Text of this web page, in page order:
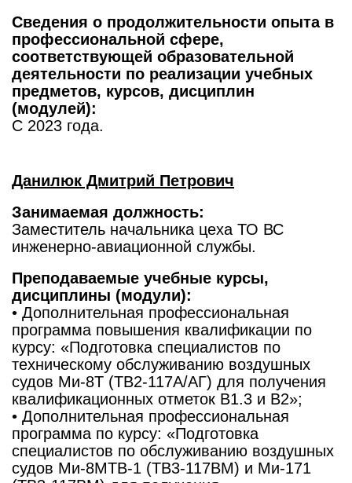
Сведения о продолжительности опыта в
профессиональной сфере,
соответствующей образовательной
деятельности по реализации учебных
предметов, курсов, дисциплин
(модулей):
C 2023 года.
Данилюк Дмитрий Петрович
Занимаемая должность:
Заместитель начальника цеха ТО ВС
инженерно-авиационной службы.
Преподаваемые учебные курсы,
дисциплины (модули):
• Дополнительная профессиональная
программа повышения квалификации по
курсу: «Подготовка специалистов по
техническому обслуживанию воздушных
судов Ми-8Т (ТВ2-117А/АГ) для получения
квалификационных отметок В1.3 и B2»;
• Дополнительная профессиональная
программа по курсу: «Подготовка
специалистов по обслуживанию воздушных
судов Ми-8МТВ-1 (ТВ3-117ВМ) и Ми-171